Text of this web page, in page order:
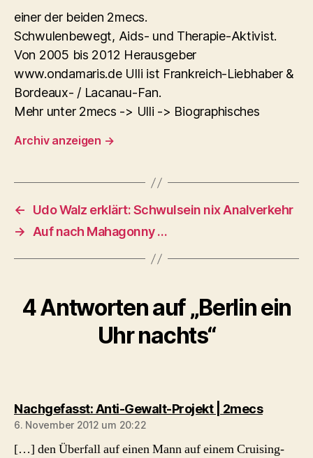
einer der beiden 2mecs.
Schwulenbewegt, Aids- und Therapie-Aktivist.
Von 2005 bis 2012 Herausgeber
www.ondamaris.de Ulli ist Frankreich-Liebhaber &
Bordeaux- / Lacanau-Fan.
Mehr unter 2mecs -> Ulli -> Biographisches
Archiv anzeigen →
←
Udo Walz erklärt: Schwulsein nix Analverkehr
→
Auf nach Mahagonny …
4 Antworten auf „Berlin ein
Uhr nachts“
Nachgefasst: Anti-Gewalt-Projekt | 2mecssagt:
6. November 2012 um 20:22
[…] den Überfall auf einen Mann auf einem Cruising-